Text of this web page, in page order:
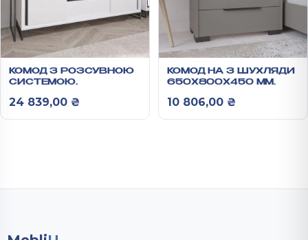
КОМОД З РОЗСУВНОЮ
СИСТЕМОЮ
ЛАО
24 839,00 ₴
КОМОД НА 3 ШУХЛЯДИ
650X800X450 ММ
10 806,00 ₴